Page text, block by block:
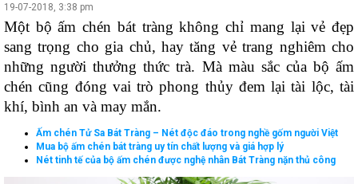
19-07-2018, 3:38 pm
Một bộ ấm chén bát tràng không chỉ mang lại vẻ đẹp
sang trọng cho gia chủ, hay tăng vẻ trang nghiêm cho
những người thưởng thức trà. Mà màu sắc của bộ ấm
chén cũng đóng vai trò phong thủy đem lại tài lộc, tài
khí, bình an và may mắn.
Ấm chén Tử Sa Bát Tràng – Nét độc đáo trong nghề gốm người Việt
Mua bộ ấm chén bát tràng uy tín chất lượng và giá hợp lý
Nét tinh tế của bộ ấm chén được nghệ nhân Bát Tràng nặn thủ công